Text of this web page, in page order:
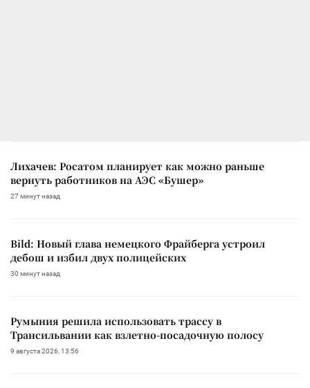
Лихачев: Росатом планирует как можно раньше
вернуть работников на АЭС «Бушер»
27 минут назад
Bild: Новый глава немецкого Фрайберга устроил
дебош и избил двух полицейских
30 минут назад
Румыния решила использовать трассу в
Трансильвании как взлетно-посадочную полосу
9 августа 2026, 13:56